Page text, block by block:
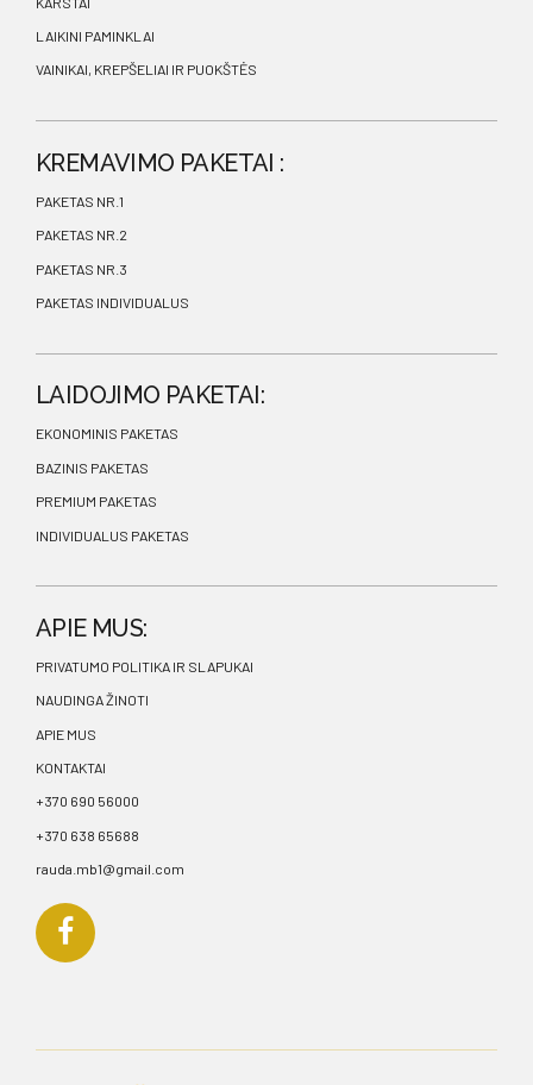
LAIKINI PAMINKLAI
VAINIKAI, KREPŠELIAI IR PUOKŠTĖS
KREMAVIMO PAKETAI :
PAKETAS NR.1
PAKETAS NR.2
PAKETAS NR.3
PAKETAS INDIVIDUALUS
LAIDOJIMO PAKETAI:
EKONOMINIS PAKETAS
BAZINIS PAKETAS
PREMIUM PAKETAS
INDIVIDUALUS PAKETAS
APIE MUS:
PRIVATUMO POLITIKA IR SLAPUKAI
NAUDINGA ŽINOTI
APIE MUS
KONTAKTAI
+370 690 56000
+370 638 65688
rauda.mb1@gmail.com